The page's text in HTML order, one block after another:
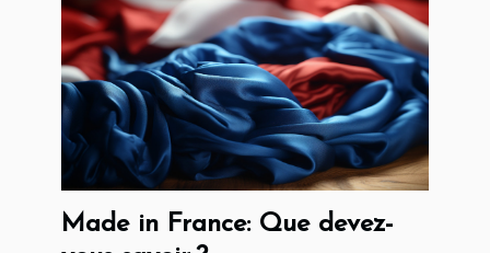
Made in France: Que devez-